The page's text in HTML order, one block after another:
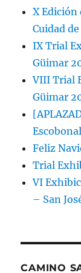
X Edición
Cuidad
IX Trial
Güimar
VIII Trial
Güimar
Feliz
Trial
VI
– San
CAMINO